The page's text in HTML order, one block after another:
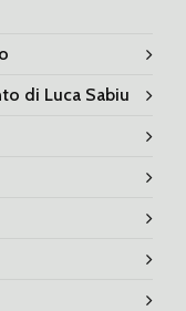
di Luca Sabiu